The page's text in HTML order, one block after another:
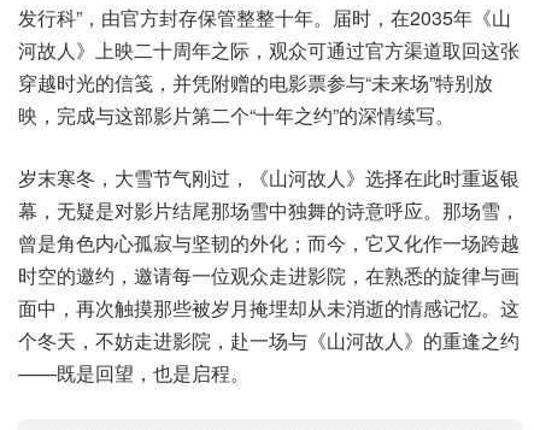
发行科”，由官方封存保管整整十年。届时，在2035年《山
河故人》上映二十周年之际，观众可通过官方渠道取回这张
穿越时光的信笺，并凭附赠的电影票参与“未来场”特别放
映，完成与这部影片第二个“十年之约”的深情续写。
岁末寒冬，大雪节气刚过，《山河故人》选择在此时重返银
幕，无疑是对影片结尾那场雪中独舞的诗意呼应。那场雪，
曾是角色内心孤寂与坚韧的外化；而今，它又化作一场跨越
时空的邀约，邀请每一位观众走进影院，在熟悉的旋律与画
面中，再次触摸那些被岁月掩埋却从未消逝的情感记忆。这
个冬天，不妨走进影院，赴一场与《山河故人》的重逢之约
——既是回望，也是启程。